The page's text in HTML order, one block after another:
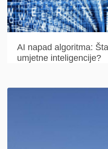
AI napad algoritma:
umjetne inteligencije?